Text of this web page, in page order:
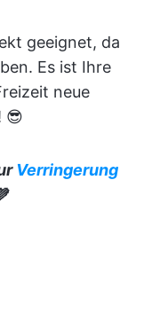
geeignet, da
Es ist Ihre
neue
😎
Verringerung